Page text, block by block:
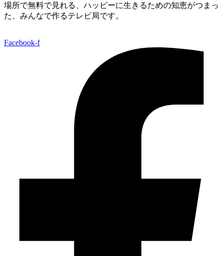
場所で無料で見れる、 ハッピーに生きるための知恵がつまっ
た、みんなで作るテレビ局です。
Facebook-f